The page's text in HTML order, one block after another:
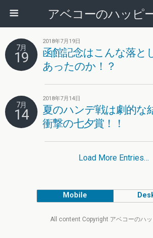
アベコーのハッピ
7月
19
2018年7月19日
函館記念はこんな落と
あったのか！？
7月
14
2018年7月14日
夏のハンデ戦は劇的な
衝撃の七夕賞！！
Load More Entries…
Mobile
All content Copyright アベコーのハ